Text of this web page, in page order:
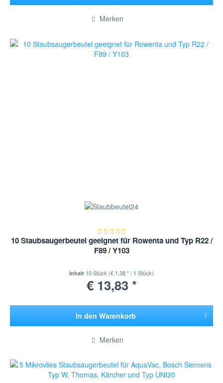
Merken
10 Staubsaugerbeutel geeignet für Rowenta und Typ R22 /
F89 / Y103
Inhalt 10 Stück (€ 1,38 * / 1 Stück)
€ 13,83 *
In den Warenkorb
Merken